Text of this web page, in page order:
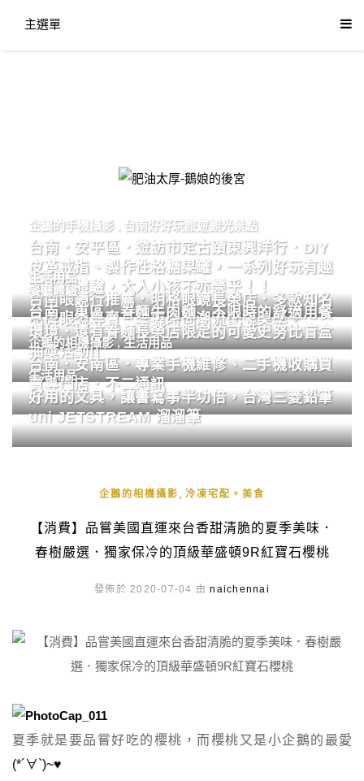
主選單
肥油太厚-鵝娘的後宮
企鵝的手機攝影 台南好好玩旅遊觀光景點
台南．安平區．遊訪市定古蹟東興洋行．DIY
皮革戒指、製作性格糖果罐，一系列好玩有趣
的手作體驗，大人小孩不亦樂乎！！
生活用品
台南眼鏡行推薦．明格眼鏡長榮店．多款知名
品牌眼鏡專賣．掌握時尚潮流配鏡美學。
餐廳體驗
台南．東區．眷麵牛肉麵．不限時的舒適用餐
環境．還有眷麵長榮店限定的可愛史努比盲盒
抽獎活動!!
企鵝的相機攝影,生活用品
台南．安南區．專業手機維修、二手機收購買
賣專門店．不二通訊
生活用品
好用的文具，讓書寫事半功倍，台灣三菱鉛筆
uni JETSTREAM 溜溜筆
企鵝的相機攝影 冷凍宅配。美食
【消費】品嘗美國直運來台香甜清脆的夏季美味．
春樹嚴選．獨家保冷的頂級華盛頓9R紅寶石櫻桃
發佈於 2020-07-04 由naichennai
夏季就是要品嘗好吃的櫻桃，而櫻桃又是小企鵝的最愛
(*´∀`)~♥